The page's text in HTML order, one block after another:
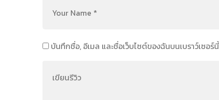
บันทึกชื่อ, อีเมล และชื่อเว็บไซต์ของฉันบนเบราว์เซอ